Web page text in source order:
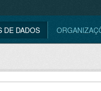
DE DADOS